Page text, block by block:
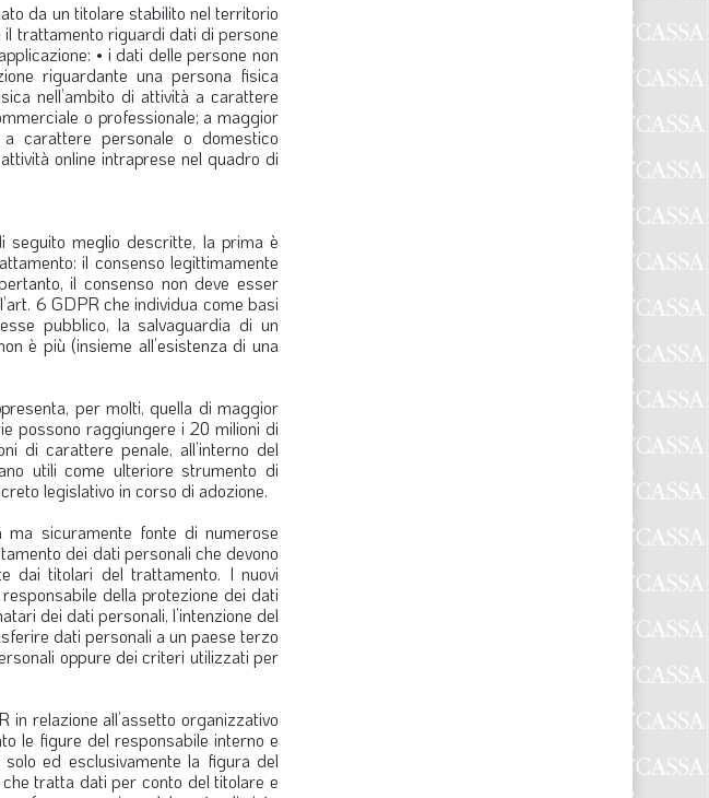
da un titolare stabilito nel territorio
il trattamento riguardi dati di persone
• i dati delle persone non
riguardante una persona fisica
nell’ambito di attività a carattere
o professionale; a maggior
carattere personale o domestico
online intraprese nel quadro di
seguito meglio descritte, la prima è
il consenso legittimamente
il consenso non deve esser
6 GDPR che individua come basi
pubblico, la salvaguardia di un
è più (insieme all’esistenza di una
per molti, quella di maggior
possono raggiungere i 20 milioni di
di carattere penale, all’interno del
utili come ulteriore strumento di
legislativo in corso di adozione.
ma sicuramente fonte di numerose
dei dati personali che devono
dai titolari del trattamento. I nuovi
della protezione dei dati
dei dati personali, l’intenzione del
dati personali a un paese terzo
oppure dei criteri utilizzati per
in relazione all’assetto organizzativo
le figure del responsabile interno e
ed esclusivamente la figura del
tratta dati per conto del titolare e